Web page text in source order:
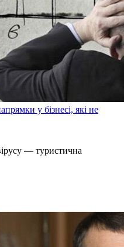
у бізнесі, які не
— туристична